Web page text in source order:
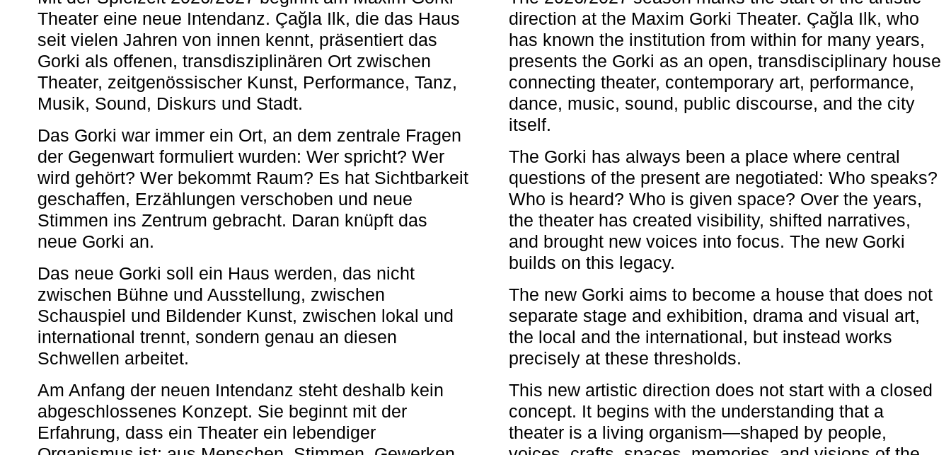
Theater eine neue Intendanz. Çağla Ilk, die das Haus
seit vielen Jahren von innen kennt, präsentiert das
Gorki als offenen, transdisziplinären Ort zwischen
Theater, zeitgenössischer Kunst, Performance, Tanz,
Musik, Sound, Diskurs und Stadt.
Das Gorki war immer ein Ort, an dem zentrale Fragen
der Gegenwart formuliert wurden: Wer spricht? Wer
wird gehört? Wer bekommt Raum? Es hat Sichtbarkeit
geschaffen, Erzählungen verschoben und neue
Stimmen ins Zentrum gebracht. Daran knüpft das
neue Gorki an.
Das neue Gorki soll ein Haus werden, das nicht
zwischen Bühne und Ausstellung, zwischen
Schauspiel und Bildender Kunst, zwischen lokal und
international trennt, sondern genau an diesen
Schwellen arbeitet.
Am Anfang der neuen Intendanz steht deshalb kein
abgeschlossenes Konzept. Sie beginnt mit der
Erfahrung, dass ein Theater ein lebendiger
direction at the Maxim Gorki Theater. Çağla Ilk, who
has known the institution from within for many years,
presents the Gorki as an open, transdisciplinary house
connecting theater, contemporary art, performance,
dance, music, sound, public discourse, and the city
itself.
The Gorki has always been a place where central
questions of the present are negotiated: Who speaks?
Who is heard? Who is given space? Over the years,
the theater has created visibility, shifted narratives,
and brought new voices into focus. The new Gorki
builds on this legacy.
The new Gorki aims to become a house that does not
separate stage and exhibition, drama and visual art,
the local and the international, but instead works
precisely at these thresholds.
This new artistic direction does not start with a closed
concept. It begins with the understanding that a
theater is a living organism—shaped by people,